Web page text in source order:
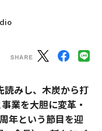
読みし、木炭から打
業を大胆に変革・
年という節目を迎